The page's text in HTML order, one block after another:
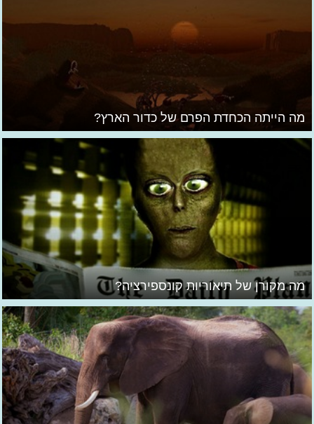
מה הייתה הכחדת הפרם של כדור הארץ?
מה מקורן של תיאוריות קונספירציה?